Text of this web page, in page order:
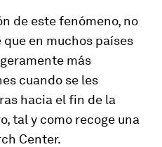
de este fenómeno, no
en muchos países
más
cuando se les
hacia el fin de la
tal y como recoge una
Center.